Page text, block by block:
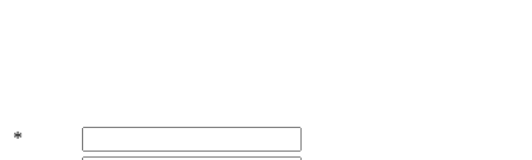
*